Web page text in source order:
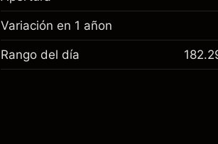
Variación en 1 añon
Rango del día